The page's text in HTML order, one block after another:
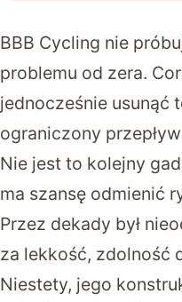
BBB Cycling nie
problemu od zera.
jednocześnie usunąć
ograniczony
Nie jest to kolejny
ma szansę odmienić
Przez dekady był
za lekkość, zdolność
Niestety, jego